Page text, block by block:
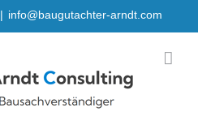
| info@baugutachter-arndt.com